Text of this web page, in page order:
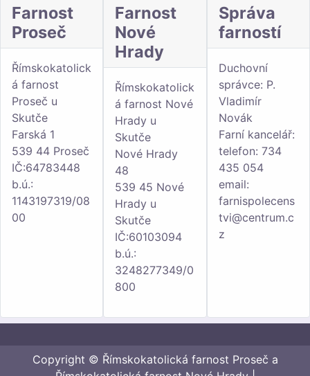
Farnost
Proseč
Římskokatolick
á farnost
Proseč u
Skutče
Farská 1
539 44 Proseč
IČ:64783448
b.ú.:
1143197319/08
00
Farnost
Nové
Hrady
Římskokatolick
á farnost Nové
Hrady u
Skutče
Nové Hrady
48
539 45 Nové
Hrady u
Skutče
IČ:60103094
b.ú.:
3248277349/0
800
Správa
farností
Duchovní
správce: P.
Vladimír
Novák
Farní kancelář:
telefon: 734
435 054
email:
farnispolecens
tvi@centrum.c
z
Copyright © Římskokatolická farnost Proseč a